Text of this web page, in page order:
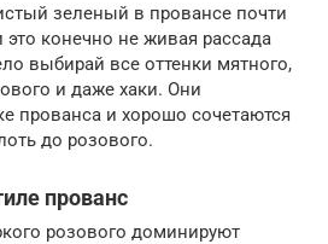
зеленый в провансе почти
это конечно не живая рассада
выбирай все оттенки мятного,
и даже хаки. Они
прованса и хорошо сочетаются
до розового.
прованс
розового доминируют